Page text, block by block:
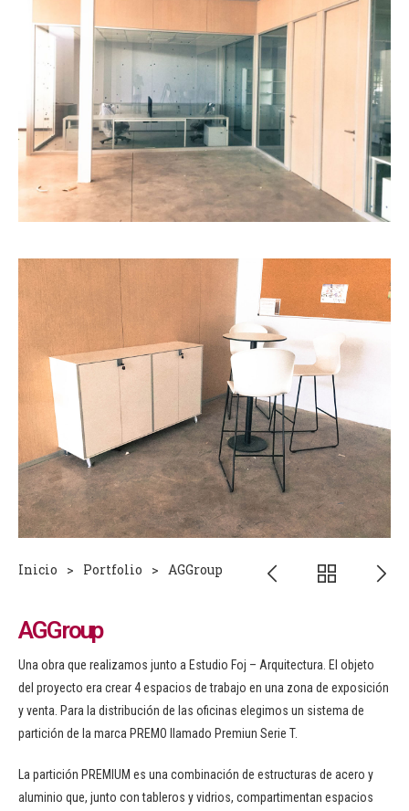
Inicio > Portfolio > AGGroup
AGGroup
Una obra que realizamos junto a Estudio Foj – Arquitectura. El objeto
del proyecto era crear 4 espacios de trabajo en una zona de exposición
y venta. Para la distribución de las oficinas elegimos un sistema de
partición de la marca PREMO llamado Premiun Serie T.
La partición PREMIUM es una combinación de estructuras de acero y
aluminio que, junto con tableros y vidrios, compartimentan espacios